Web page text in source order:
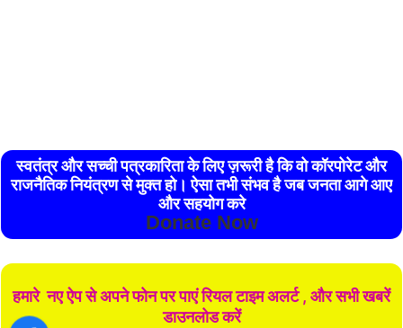
स्वतंत्र और सच्ची पत्रकारिता के लिए ज़रूरी है कि वो कॉरपोरेट और
राजनैतिक नियंत्रण से मुक्त हो। ऐसा तभी संभव है जब जनता आगे आए
और सहयोग करे
Donate Now
हमारे नए ऐप से अपने फोन पर पाएं रियल टाइम अलर्ट , और सभी खबरें
डाउनलोड करें